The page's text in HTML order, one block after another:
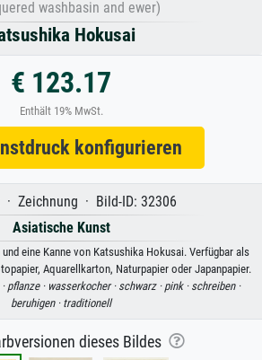
washbasin and ewer)
Hokusai
€ 123.17
Enthält 19% MwSt.
konfigurieren
· Zeichnung · Bild-ID: 32306
Asiatische Kunst
eine Kanne von Katsushika Hokusai. Verfügbar als
Aquarellkarton, Naturpapier oder Japanpapier.
pflanze · wasserkocher · schwarz · pink · schreiben ·
beruhigen · traditionell
dieses Bildes